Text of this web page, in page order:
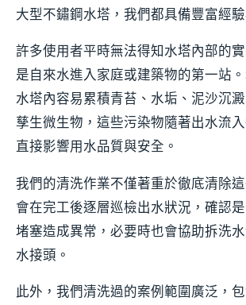
大型不鏽鋼水塔，我們都具備豐富經
許多使用者平時無法得知水塔內部的
是自來水進入家庭或建築物的第一站
水塔內容易累積青苔、水垢、泥沙沉
孳生微生物，這些污染物隨著出水流
直接影響用水品質與安全。
我們的清洗作業不僅著重於徹底清除
會在完工後逐層巡檢出水狀況，確認
堵塞造成異常，必要時也會協助拆洗
水接頭。
此外，我們清洗過的案例範圍廣泛，